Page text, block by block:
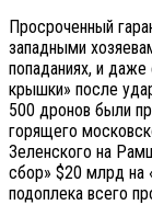
Просроченный
западными
попаданиях, и
крышки» после
500 дронов были
горящего
Зеленского на
сбор» $20 млрд на
подоплека всего